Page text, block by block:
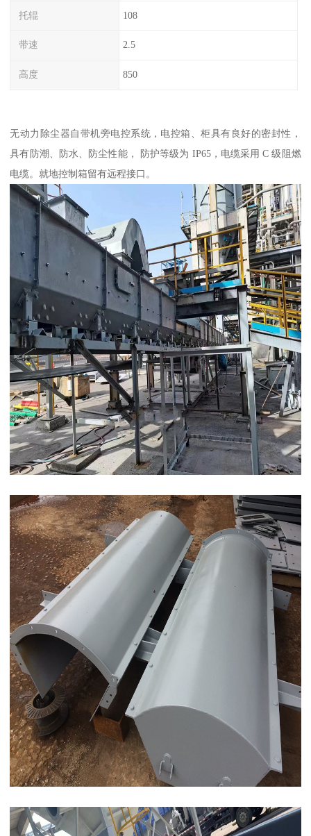
托辊 108
带速 2.5
高度 850
无动力除尘器自带机旁电控系统，电控箱、柜具有良好的密封性，
具有防潮、防水、防尘性能， 防护等级为 IP65，电缆采用 C 级阻燃
电缆。就地控制箱留有远程接口。